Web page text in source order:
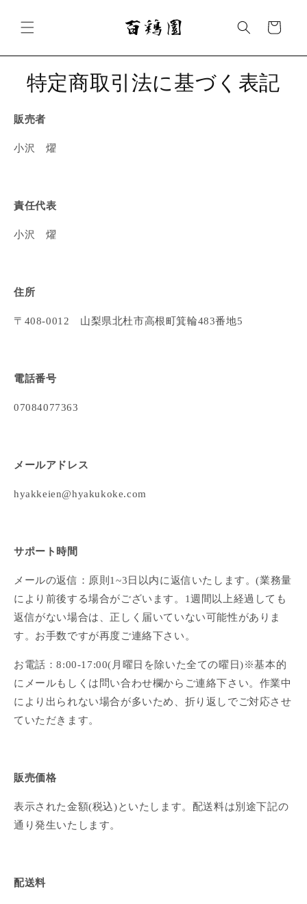
進む
ー
特定商取引法に基づく表記
販売者
小沢 燿
責任代表
小沢 燿
住所
〒408-0012 山梨県北杜市高根町箕輪483番地5
電話番号
07084077363
メールアドレス
hyakkeien@hyakukoke.com
サポート時間
メールの返信：原則1~3日以内に返信いたします。(業務量
により前後する場合がございます。1週間以上経過しても
返信がない場合は、正しく届いていない可能性がありま
す。お手数ですが再度ご連絡下さい。
お電話：8:00-17:00(月曜日を除いた全ての曜日)※基本的
にメールもしくは問い合わせ欄からご連絡下さい。作業中
により出られない場合が多いため、折り返しでご対応させ
ていただきます。
販売価格
表示された金額(税込)といたします。配送料は別途下記の
通り発生いたします。
配送料